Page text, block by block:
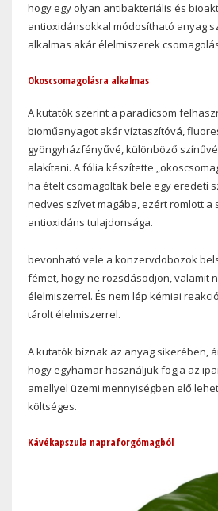
hogy egy olyan antibakteriális és
antioxidánsokkal módosítható anyag
alkalmas akár élelmiszerek
Okoscsomagolásra alkalmas
A kutatók szerint a paradicsom
bioműanyagot akár víztaszítóvá,
gyöngyházfényűvé, különböző
alakítani. A fólia készítette
ha ételt csomagoltak bele egy eredeti
nedves szívet magába, ezért romlott a
antioxidáns tulajdonsága.
bevonható vele a konzervdobozok
fémet, hogy ne rozsdásodjon, valamit
élelmiszerrel. És nem lép kémiai
tárolt élelmiszerrel.
A kutatók bíznak az anyag sikerében,
hogy egyhamar használjuk fogja az
amellyel üzemi mennyiségben elő
költséges.
Kávékapszula napraforgómagból